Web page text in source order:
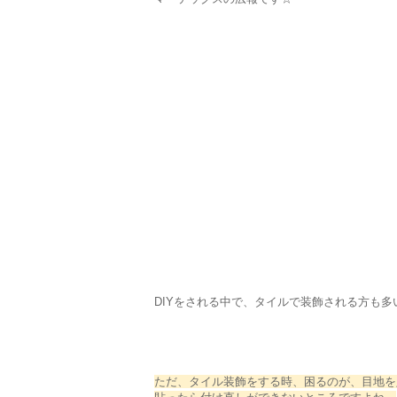
DIYをされる中で、タイルで装飾される方も多
ただ、タイル装飾をする時、困るのが、目地を